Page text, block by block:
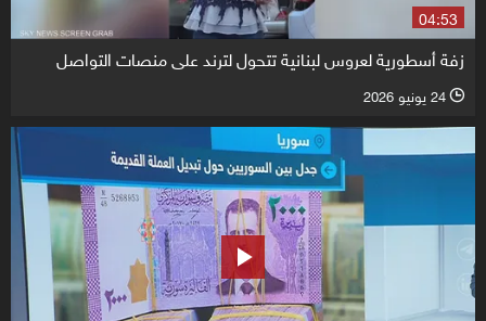
04:53
زفة أسطورية لعروس لبنانية تتحول لترند على منصات التواصل
l 24 يونيو 2026